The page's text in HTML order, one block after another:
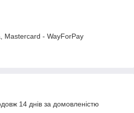
Mastercard - WayForPay
14 днів за домовленістю